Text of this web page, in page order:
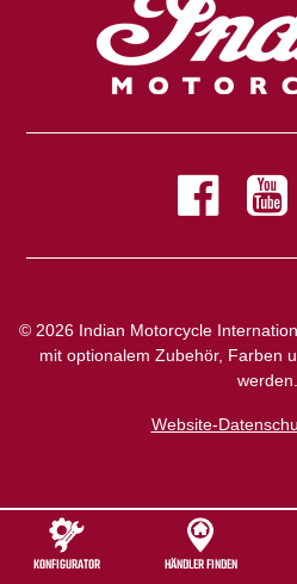
© 2026 Indian Motorcycle
mit optionalem Zubehör, Farben
werden.
Website-
KONFIGURATOR HÄNDLER FINDEN